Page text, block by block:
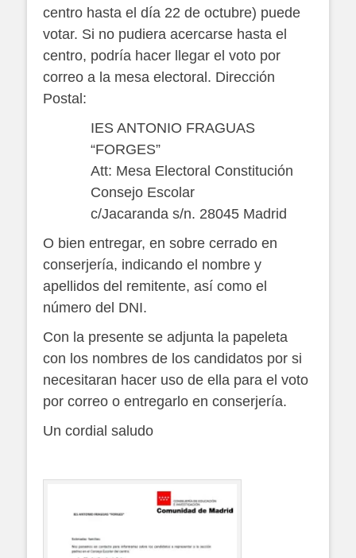
centro hasta el día 22 de octubre) puede
votar. Si no pudiera acercarse hasta el
centro, podría hacer llegar el voto por
correo a la mesa electoral. Dirección
Postal:
IES ANTONIO FRAGUAS
“FORGES”
Att: Mesa Electoral Constitución
Consejo Escolar
c/Jacaranda s/n. 28045 Madrid
O bien entregar, en sobre cerrado en
conserjería, indicando el nombre y
apellidos del remitente, así como el
número del DNI.
Con la presente se adjunta la papeleta
con los nombres de los candidatos por si
necesitaran hacer uso de ella para el voto
por correo o entregarlo en conserjería.
Un cordial saludo